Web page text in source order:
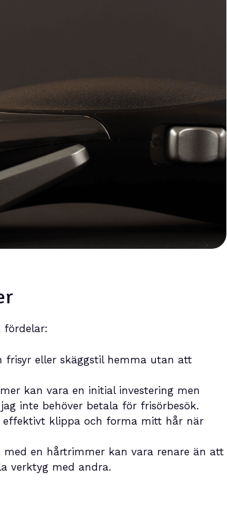
fördelar:
frisyr eller skäggstil hemma utan att
kan vara en initial investering men
inte behöver betala för frisörbesök.
effektivt klippa och forma mitt hår när
en hårtrimmer kan vara renare än att
verktyg med andra.